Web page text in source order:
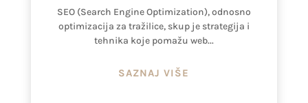
SEO (Search Engine Optimization), odnosno
optimizacija za tražilice, skup je strategija i
tehnika koje pomažu web...
SAZNAJ VIŠE